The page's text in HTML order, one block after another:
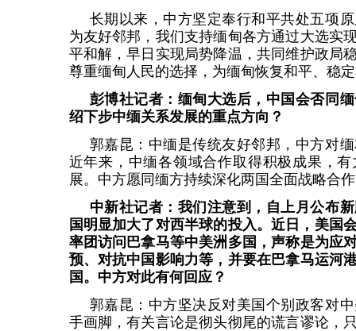
长期以来，中方坚定奉行和平共处五项
为友好邻邦，我们支持缅甸各方通过大选实
平和解，早日实现局势降温，共同维护政局
尊重缅甸人民的选择，为缅甸恢复和平、稳
彭博社记者：缅甸大选后，中国会否同
绍下步中缅关系发展的重点方向？
郭嘉昆：中缅是传统友好邻邦，中方对
近年来，中缅各领域合作取得积极成果，
展。中方愿同缅方持续深化两国全面战略合
中新社记者：我们注意到，自上月公布
国明显加大了对西半球的投入。近日，美国
率团访问巴拿马等中美洲多国，声称是为应
预、对抗中国影响力等，并要在巴拿马运河
国。中方对此有何回应？
郭嘉昆：中方坚决反对美国个别政客对
手画脚，有关言论是彻头彻尾的谎言谬论，